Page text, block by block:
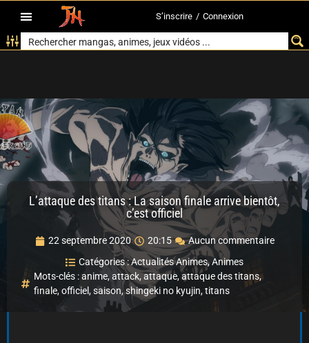
S’inscrire / Connexion
L’attaque des titans : La saison finale arrive bientôt,
c’est officiel
22 septembre 2020 20:15
Aucun commentaire
Catégories :Actualités Animes,Animes
Mots-clés :anime, attack,attaque,attaque des titans,
finale,officiel,saison,shingeki no kyujin,titans